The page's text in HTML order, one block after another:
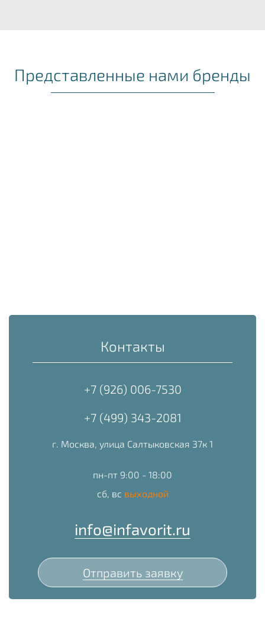
Представленные нами бренды
Контакты
+7 (926) 006-7530
+7 (499) 343-2081
г. Москва, улица Салтыковская 37к 1
пн-пт 9:00 - 18:00
сб, вс выходной
info@infavorit.ru
Отправить заявку